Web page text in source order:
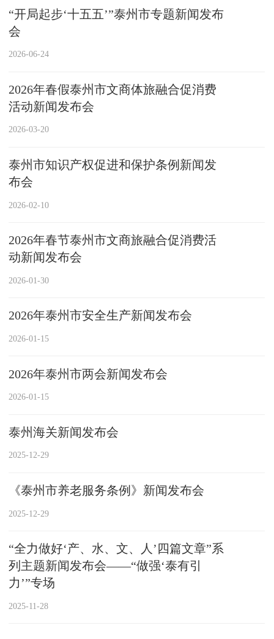
“开局起步‘十五五’”泰州市专题新闻发布
会
2026-06-24
2026年春假泰州市文商体旅融合促消费
活动新闻发布会
2026-03-20
泰州市知识产权促进和保护条例新闻发
布会
2026-02-10
2026年春节泰州市文商旅融合促消费活
动新闻发布会
2026-01-30
2026年泰州市安全生产新闻发布会
2026-01-15
2026年泰州市两会新闻发布会
2026-01-15
泰州海关新闻发布会
2025-12-29
《泰州市养老服务条例》新闻发布会
2025-12-29
“全力做好‘产、水、文、人’四篇文章”系
列主题新闻发布会——“做强‘泰有引
力’”专场
2025-11-28